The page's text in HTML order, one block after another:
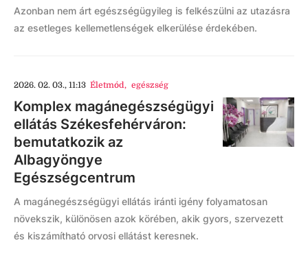
Azonban nem árt egészségügyileg is felkészülni az utazásra
az esetleges kellemetlenségek elkerülése érdekében.
2026. 02. 03., 11:13 Életmód, egészség
Komplex magánegészségügyi
ellátás Székesfehérváron:
bemutatkozik az
Albagyöngye
Egészségcentrum
A magánegészségügyi ellátás iránti igény folyamatosan
növekszik, különösen azok körében, akik gyors, szervezett
és kiszámítható orvosi ellátást keresnek.